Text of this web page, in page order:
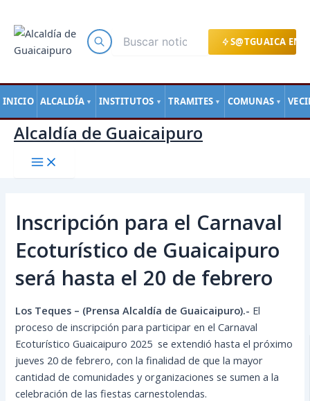
S@TGUAICA EN
INICIO ALCALDÍA ▼ INSTITUTOS ▼ TRAMITES ▼ COMUNAS ▼
contenido
Alcaldía de Guaicaipuro
Inscripción para el Carnaval
Ecoturístico de Guaicaipuro
será hasta el 20 de febrero
Los Teques – (Prensa Alcaldía de Guaicaipuro).- El
proceso de inscripción para participar en el Carnaval
Ecoturístico Guaicaipuro 2025 se extendió hasta el próximo
jueves 20 de febrero, con la finalidad de que la mayor
cantidad de comunidades y organizaciones se sumen a la
celebración de las fiestas carnestolendas.
de
entradas